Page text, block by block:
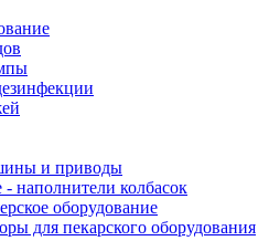
и приводы
наполнители колбасок
оборудование
для пекарского оборудования